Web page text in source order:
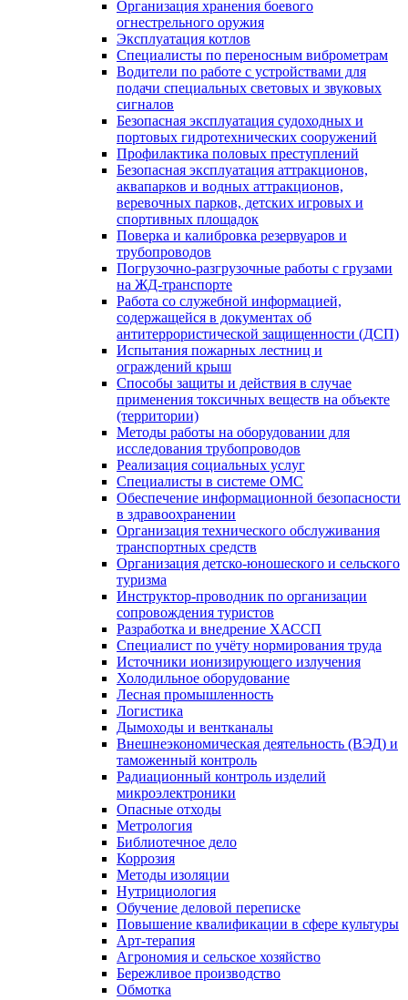
Организация хранения боевого
огнестрельного оружия
Эксплуатация котлов
Специалисты по переносным виброметрам
Водители по работе с устройствами для
подачи специальных световых и звуковых
сигналов
Безопасная эксплуатация судоходных и
портовых гидротехнических сооружений
Профилактика половых преступлений
Безопасная эксплуатация аттракционов,
аквапарков и водных аттракционов,
веревочных парков, детских игровых и
спортивных площадок
Поверка и калибровка резервуаров и
трубопроводов
Погрузочно-разгрузочные работы с грузами
на ЖД-транспорте
Работа со служебной информацией,
содержащейся в документах об
антитеррористической защищенности (ДСП)
Испытания пожарных лестниц и
ограждений крыш
Способы защиты и действия в случае
применения токсичных веществ на объекте
(территории)
Методы работы на оборудовании для
исследования трубопроводов
Реализация социальных услуг
Специалисты в системе ОМС
Обеспечение информационной безопасности
в здравоохранении
Организация технического обслуживания
транспортных средств
Организация детско-юношеского и сельского
туризма
Инструктор-проводник по организации
сопровождения туристов
Разработка и внедрение ХАССП
Специалист по учёту нормирования труда
Источники ионизирующего излучения
Холодильное оборудование
Лесная промышленность
Логистика
Дымоходы и вентканалы
Внешнеэкономическая деятельность (ВЭД) и
таможенный контроль
Радиационный контроль изделий
микроэлектроники
Опасные отходы
Метрология
Библиотечное дело
Коррозия
Методы изоляции
Нутрициология
Обучение деловой переписке
Повышение квалификации в сфере культуры
Арт-терапия
Агрономия и сельское хозяйство
Бережливое производство
Обмотка